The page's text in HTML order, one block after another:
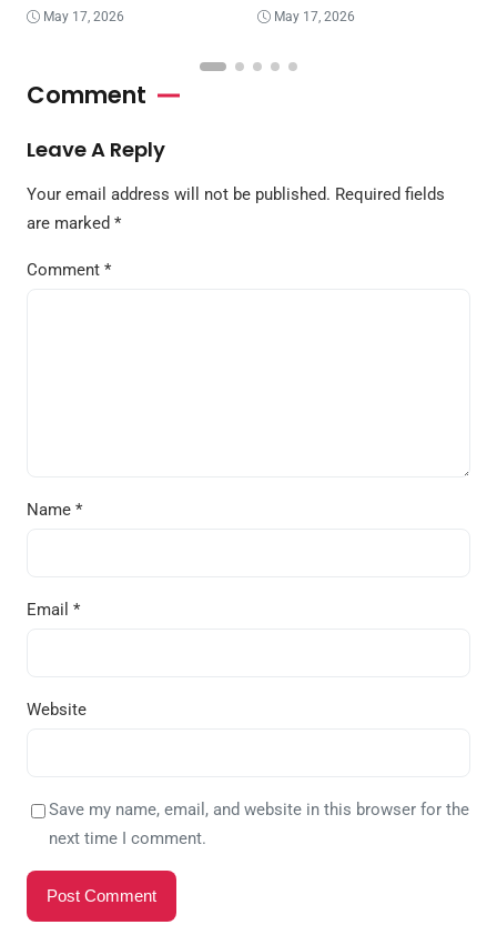
May 17, 2026 May 17, 2026
Comment
Leave A Reply
Your email address will not be published. Required fields
are marked *
Comment *
Name *
Email *
Website
Save my name, email, and website in this browser for the
next time I comment.